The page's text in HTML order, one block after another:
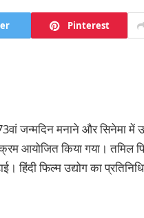
Pinterest
जन्मदिन मनाने और सिनेमा
आयोजित किया गया।
फिल्म उद्योग का